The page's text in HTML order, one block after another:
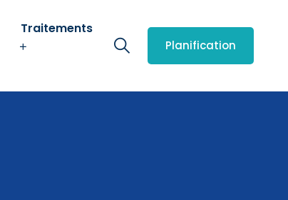
Traitements
Planification